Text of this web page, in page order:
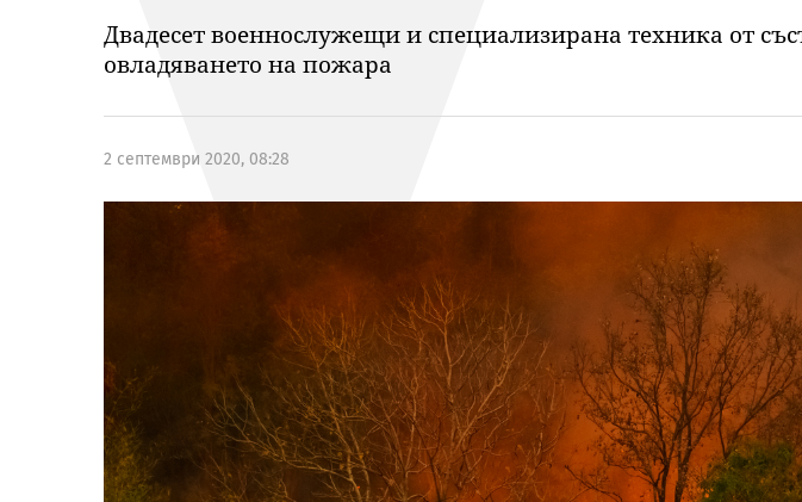
Двадесет военнослужещи и специализирана техника от
овладяването на пожара
2 септември 2020, 08:28